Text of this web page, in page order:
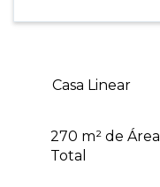
Casa Linear
270 m² de Área
Total